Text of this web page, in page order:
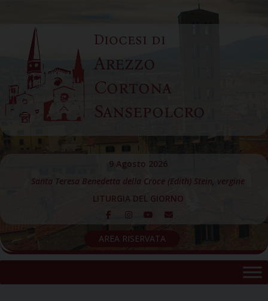
content
Diocesi di
Arezzo
Cortona
Sansepolcro
9 Agosto 2026
Santa Teresa Benedetta della Croce (Edith) Stein, vergine
LITURGIA DEL GIORNO
AREA RISERVATA